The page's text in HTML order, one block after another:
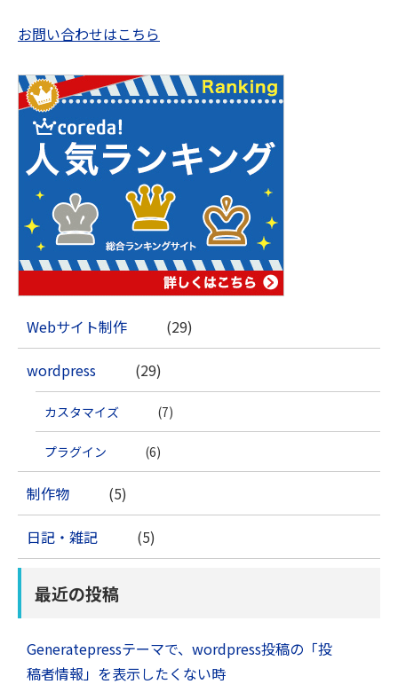
お問い合わせはこちら
Webサイト制作 (29)
wordpress (29)
カスタマイズ (7)
プラグイン (6)
制作物 (5)
日記・雑記 (5)
最近の投稿
Generatepressテーマで、wordpress投稿の「投
稿者情報」を表示したくない時